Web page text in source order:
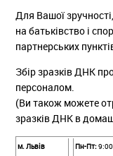
Для Вашої
на батьківство і
партнерських
Збір зразків ДНК
персоналом.
(Ви також можете
зразків ДНК в
м. Львів Пн-Пт: